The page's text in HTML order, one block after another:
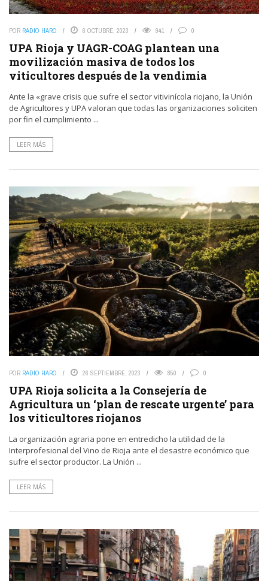
POR RADIO HARO 6 OCTUBRE, 2023 941 0
UPA Rioja y UAGR-COAG plantean una
movilización masiva de todos los
viticultores después de la vendimia
Ante la «grave crisis que sufre el sector vitivinícola riojano, la Unión
de Agricultores y UPA valoran que todas las organizaciones soliciten
por fin el cumplimiento ...
LEER MÁS
POR RADIO HARO 26 SEPTIEMBRE, 2023 850 0
UPA Rioja solicita a la Consejería de
Agricultura un ‘plan de rescate urgente’ para
los viticultores riojanos
La organización agraria pone en entredicho la utilidad de la
Interprofesional del Vino de Rioja ante el desastre económico que
sufre el sector productor. La Unión ...
LEER MÁS